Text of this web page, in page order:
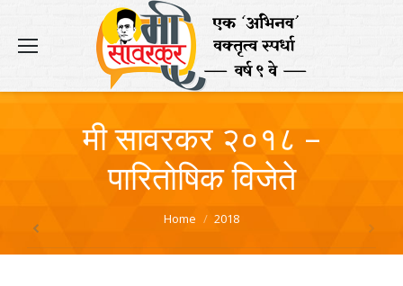
मी सावरकर २०१८ –
पारितोषिक विजेते
Home 2018